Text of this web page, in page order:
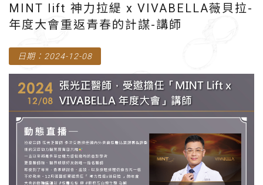
MINT lift 神力拉緹 x VIVABELLA薇貝拉-
年度大會重返青春的計謀-講師
日期：2024-12-08